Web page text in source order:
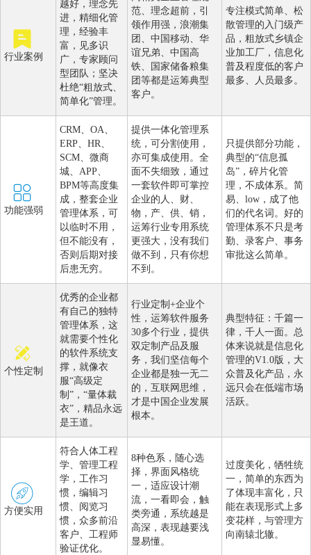
行业案例
越好，理念先
进，精细化管
理，经验丰
富，见多识
广，专家顾问
型团队；坚决
杜绝“粗放式、
简单化”管理。
范、理念超前，引
领作用强，浪潮集
团、中国移动、华
谊兄弟、中国高
铁、国家储备粮集
团等都是运筹典型
客户。
专注模式简单、松
散管理的入门级产
品，粗放式乡镇企
业加工厂，信息化
普及程度低的客户
最多、人员最多。
功能强弱
CRM、OA、
ERP、HR、
SCM、微商
城、APP、
BPM等高度集
成，整套企业
管理体系，可
以临时不用，
但不能没有，
否则后期对接
后患无穷。
提供一体化管理系
统，可分割使用，
亦可集成使用。全
面不失细致，通过
一套软件即可掌控
企业的人、财、
物，产、供、销，
运筹行业专用系统
更强大，没有我们
做不到，只有你想
不到。
只提供部分功能，
典型的“信息孤
岛”，碎片化管
理，不成体系。简
易、low，成了他
们的代名词。好的
管理体系不只是考
勤、录客户、事务
审批这么简单。
个性定制
优秀的企业都
有自己的独特
管理体系，这
就需要个性化
的软件系统支
撑，就像衣
服“高级定
制”，“量体裁
衣”，精品永远
是王道。
行业定制+企业个
性，运筹软件服务
30多个行业，提供
双定制产品及服
务，我们坚信每个
企业都是独一无二
的，互联网思维，
才是中国企业发展
根本。
典型特征：千篇一
律，千人一面。总
体来说就是信息化
管理的V1.0版，大
众普及化产品，永
远只会在低端市场
活跃。
方便实用
符合人体工程
学、管理工程
学，工作习
惯，编辑习
惯、阅览习
惯，众多前沿
客户、工程师
验证优化。
8种色系，随心选
择，界面风格统
一，适应设计潮
流，一看即会，触
类旁通，系统越是
高深，表现越要浅
显易懂。
过度美化，牺牲统
一，简单的东西为
了体现丰富化，只
能在表现形式上多
变花样，与管理方
向南辕北辙。